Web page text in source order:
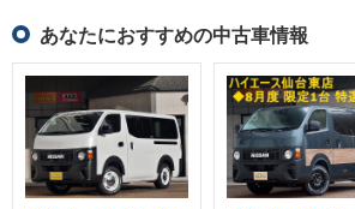
あなたにおすすめの中古車情報